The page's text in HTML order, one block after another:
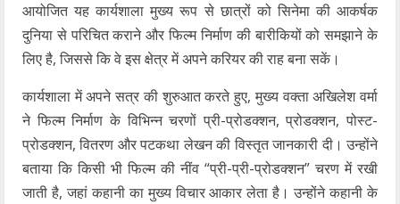
आयोजित यह कार्यशाला मुख्य रूप से छात्रों को सिनेमा की आकर्षक
दुनिया से परिचित कराने और फिल्म निर्माण की बारीकियों को समझाने के
लिए है, जिससे कि वे इस क्षेत्र में अपने करियर की राह बना सकें।
कार्यशाला में अपने सत्र की शुरुआत करते हुए, मुख्य वक्ता अखिलेश वर्मा
ने फिल्म निर्माण के विभिन्न चरणों प्री-प्रोडक्शन, प्रोडक्शन, पोस्ट-
प्रोडक्शन, वितरण और पटकथा लेखन की विस्तृत जानकारी दी। उन्होंने
बताया कि किसी भी फिल्म की नींव “प्री-प्री-प्रोडक्शन” चरण में रखी
जाती है, जहां कहानी का मुख्य विचार आकार लेता है। उन्होंने कहानी के